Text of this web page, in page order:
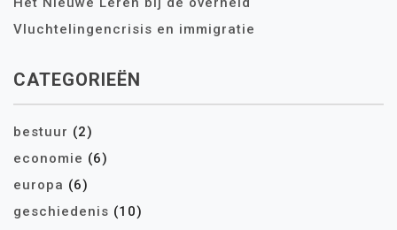
Vluchtelingencrisis en immigratie
CATEGORIEËN
bestuur (2)
economie (6)
europa (6)
geschiedenis (10)